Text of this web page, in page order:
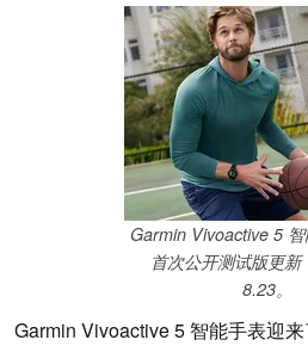
Garmin Vivoactive 5
首次公开测试版更新
8.23。
Garmin Vivoactive 5 智能手表迎